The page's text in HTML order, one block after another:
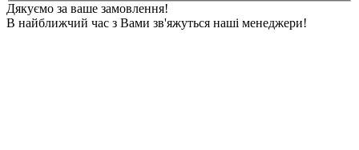
Дякуємо за ваше замовлення!
В найближчий час з Вами зв'яжуться наші менеджери!